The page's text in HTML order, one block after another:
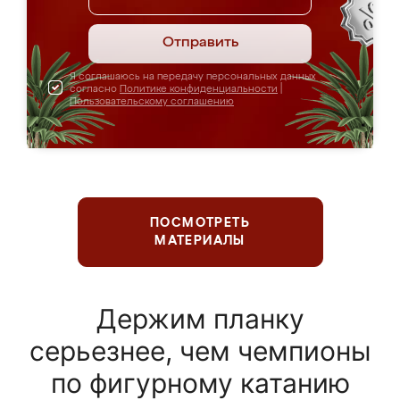
Отправить
Я соглашаюсь на передачу персональных данных
согласно Политике конфиденциальности
Пользовательскому соглашению
ПОСМОТРЕТЬ
МАТЕРИАЛЫ
Держим планку
серьезнее, чем чемпионы
по фигурному катанию